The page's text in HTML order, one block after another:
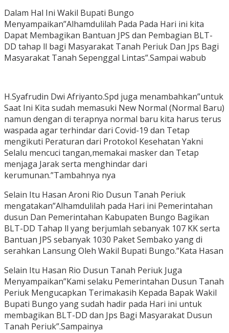
Dalam Hal Ini Wakil Bupati Bungo
Menyampaikan”Alhamdulilah Pada Pada Hari ini kita
Dapat Membagikan Bantuan JPS dan Pembagian BLT-
DD tahap ll bagi Masyarakat Tanah Periuk Dan Jps Bagi
Masyarakat Tanah Sepenggal Lintas”.Sampai wabub
H.Syafrudin Dwi Afriyanto.Spd juga menambahkan”untuk
Saat Ini Kita sudah memasuki New Normal (Normal Baru)
namun dengan di terapnya normal baru kita harus terus
waspada agar terhindar dari Covid-19 dan Tetap
mengikuti Peraturan dari Protokol Kesehatan Yakni
Selalu mencuci tangan,memakai masker dan Tetap
menjaga Jarak serta menghindar dari
kerumunan.”Tambahnya nya
Selain Itu Hasan Aroni Rio Dusun Tanah Periuk
mengatakan”Alhamdulilah pada Hari ini Pemerintahan
dusun Dan Pemerintahan Kabupaten Bungo Bagikan
BLT-DD Tahap ll yang berjumlah sebanyak 107 KK serta
Bantuan JPS sebanyak 1030 Paket Sembako yang di
serahkan Lansung Oleh Wakil Bupati Bungo.”Kata Hasan
Selain Itu Hasan Rio Dusun Tanah Periuk Juga
Menyampaikan”Kami selaku Pemerintahan Dusun Tanah
Periuk Mengucapkan Terimakasih Kepada Bapak Wakil
Bupati Bungo yang sudah hadir pada Hari ini untuk
membagikan BLT-DD dan Jps Bagi Masyarakat Dusun
Tanah Periuk”.Sampainya